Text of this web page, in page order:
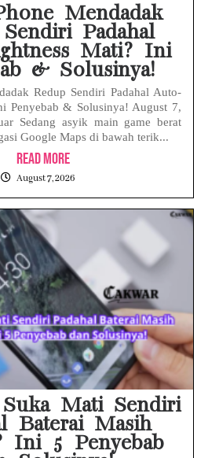
Mendadak
Padahal
Mati? Ini
& Solusinya!
Redup Sendiri Padahal Auto-
Penyebab & Solusinya! August 7,
Sedang asyik main game berat
Google Maps di bawah terik...
Read More
August 7, 2026
Mati Sendiri
Baterai Masih
Ini 5 Penyebab